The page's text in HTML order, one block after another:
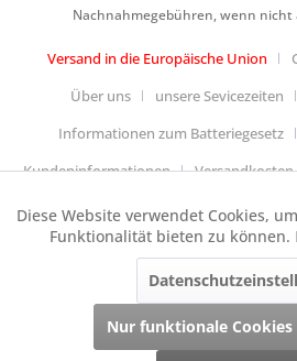
Nachnahmegebühren, wenn nicht
Versand in die Europäische Union
Über uns
unsere Sevicezeiten
Informationen zum Batteriegesetz
Kundeninformationen
Widerrufsbelehrung & Muster-
Datenschutzerklärung
Allgemeine
Impressum
Dieser Webshop wurde mit Shopware
realisiert.
Funktionale
Diese Website verwendet Cookies,
Funktionalität bieten zu können.
Nur funktionale